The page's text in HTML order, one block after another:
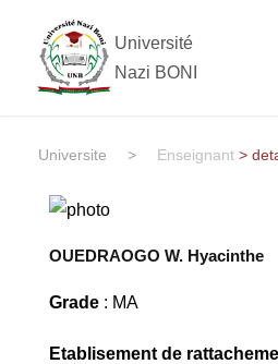
Université
Nazi BONI
Universite > Enseignant >
OUEDRAOGO W. Hyacinthe
Grade: MA
Etablisement de